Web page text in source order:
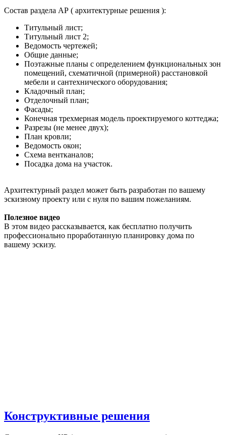
Состав раздела АР ( архитектурные решения ):
Титульный лист;
Титульный лист 2;
Ведомость чертежей;
Общие данные;
Поэтажные планы с определением функциональных зон
помещений, схематичной (примерной) расстановкой
мебели и сантехнического оборудования;
Кладочный план;
Отделочный план;
Фасады;
Конечная трехмерная модель проектируемого коттеджа;
Разрезы (не менее двух);
План кровли;
Ведомость окон;
Схема вентканалов;
Посадка дома на участок.
Архитектурный раздел может быть разработан по вашему
эскизному проекту или с нуля по вашим пожеланиям.
Полезное видео
В этом видео рассказывается, как бесплатно получить
профессионально проработанную планировку дома по
вашему эскизу.
Конструктивные решения